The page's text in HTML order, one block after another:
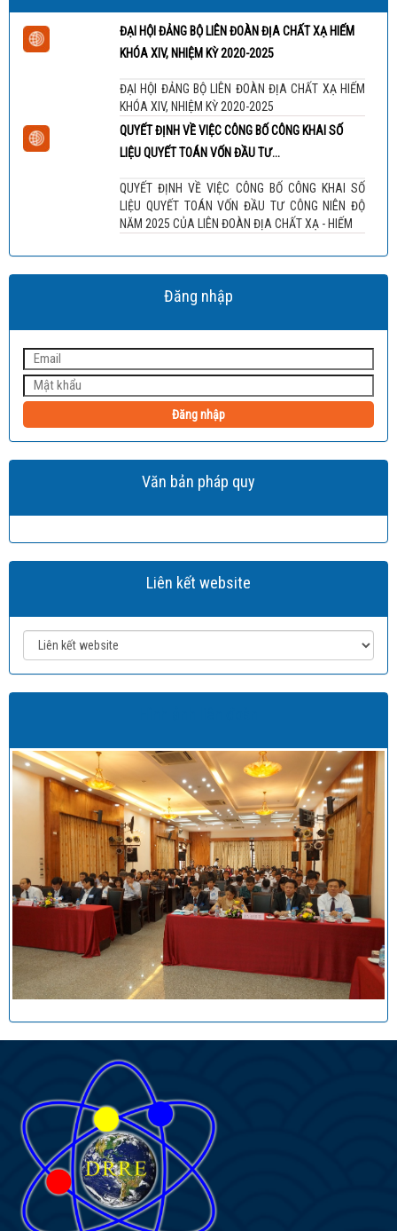
ĐẠI HỘI ĐẢNG BỘ LIÊN ĐOÀN ĐỊA CHẤT XẠ HIẾM
KHÓA XIV, NHIỆM KỲ 2020-2025
ĐẠI HỘI ĐẢNG BỘ LIÊN ĐOÀN ĐỊA CHẤT XẠ HIẾM
KHÓA XIV, NHIỆM KỲ 2020-2025
QUYẾT ĐỊNH VỀ VIỆC CÔNG BỐ CÔNG KHAI SỐ
LIỆU QUYẾT TOÁN VỐN ĐẦU TƯ...
QUYẾT ĐỊNH VỀ VIỆC CÔNG BỐ CÔNG KHAI SỐ
LIỆU QUYẾT TOÁN VỐN ĐẦU TƯ CÔNG NIÊN ĐỘ
NĂM 2025 CỦA LIÊN ĐOÀN ĐỊA CHẤT XẠ - HIẾM
Đăng nhập
Đăng nhập
Văn bản pháp quy
Liên kết website